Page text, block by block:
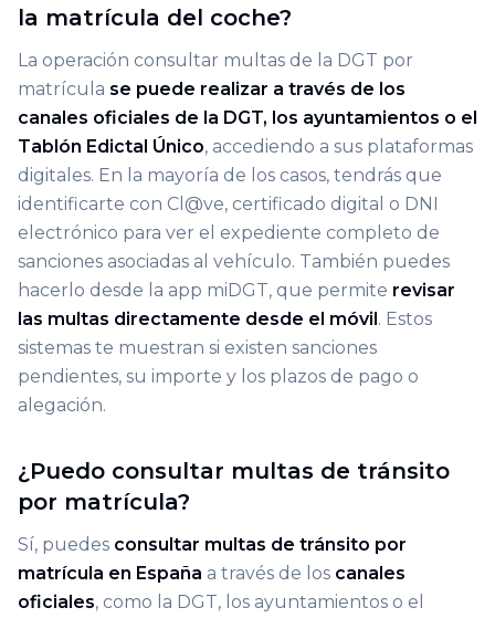
la matrícula del coche?
La operación consultar multas de la DGT por
matrícula se puede realizar a través de los
canales oficiales de la DGT, los ayuntamientos o el
Tablón Edictal Único, accediendo a sus plataformas
digitales. En la mayoría de los casos, tendrás que
identificarte con Cl@ve, certificado digital o DNI
electrónico para ver el expediente completo de
sanciones asociadas al vehículo. También puedes
hacerlo desde la app miDGT, que permite revisar
las multas directamente desde el móvil. Estos
sistemas te muestran si existen sanciones
pendientes, su importe y los plazos de pago o
alegación.
¿Puedo consultar multas de tránsito
por matrícula?
Sí, puedes consultar multas de tránsito por
matrícula en España a través de los canales
oficiales, como la DGT, los ayuntamientos o el